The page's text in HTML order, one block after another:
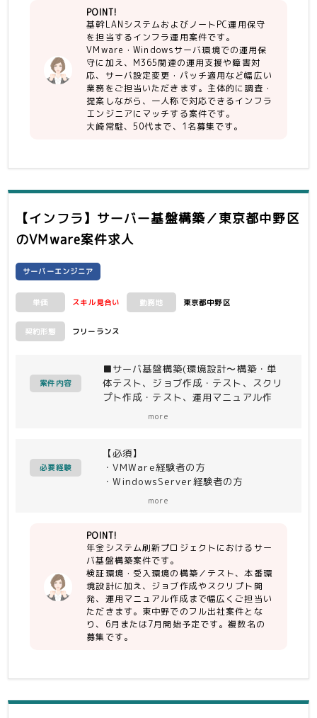
等）、m-FILTER の運用支援、障害対
応
・サーバ運用作業（障害調査、設定変
更、アップデート、パッチ適用、月次報
告書作成対応など）
OS：VMware、Windows
機能：ActiveDirectory、WSUS、フ
ァイルサーバ、Entra Connect
Veeem Backup & Replication、
ESSAdminONE
【尚可】
・M365の主要のみならず幅広いサービ
ス知識を有する
・Entra ID、Intuneの知見を有するこ
と
・WidowsServerの基本設計〜構築、
試験までの経験を有する
力
・未経験な製品であっても自分で調べて
提案、設定できる能力
・十分に健康であり、自己管理できるこ
・顧客や社内関係者に対して技術的な内
容を分かりやすく説明できること
・他のメンバーと情報共有し、業務の効
POINT!
基幹LANシステムおよびノートPC運用保守
を担当するインフラ運用案件です。
VMware・Windowsサーバ環境での運用保
守に加え、M365関連の運用支援や障害対
応、サーバ設定変更・パッチ適用など幅広い
業務をご担当いただきます。主体的に調査・
提案しながら、一人称で対応できるインフラ
エンジニアにマッチする案件です。
大崎常駐、50代まで、1名募集です。
【インフラ】サーバー基盤構築／東京都中野区
のVMware案件求人
サーバーエンジニア
単価 スキル見合い 勤務地 東京都中野区
契約形態 フリーランス
案件内容
■サーバ基盤構築(環境設計〜構築・単
体テスト、ジョブ作成・テスト、スクリ
プト作成・テスト、運用マニュアル作
PowerCLI、PowerShell、
Systemwalker Operation
Manager）をお願いします
＜作業内容＞
SV基盤構築Gにて、検証環境、受入環
境の構築作業・テストおよび本番環境の
設計を実施
・PRIMERGY×20
・ESXi×20
・vCenter×1
・Windows Server ×6
スクリプト設計・製造・テスト、ジョブ
・ジョブ×15
more
必要経験
【必須】
・VMWare経験者の方
・WindowsServer経験者の方
バ基盤構築対応
more
POINT!
年金システム刷新プロジェクトにおけるサー
バ基盤構築案件です。
検証環境・受入環境の構築／テスト、本番環
境設計に加え、ジョブ作成やスクリプト開
発、運用マニュアル作成まで幅広くご担当い
ただきます。東中野でのフル出社案件とな
り、6月または7月開始予定です。複数名の
募集です。